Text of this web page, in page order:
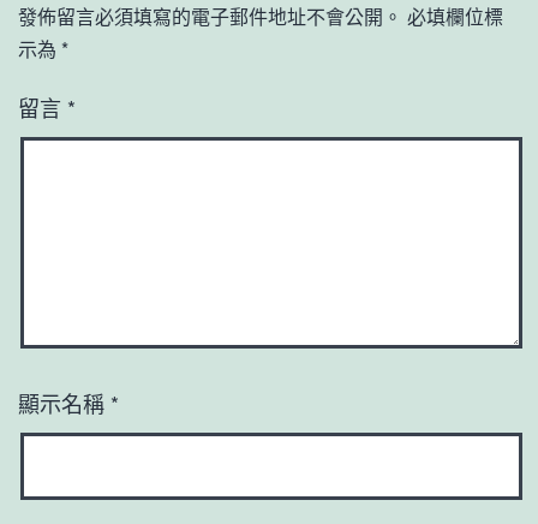
發佈留言必須填寫的電子郵件地址不會公開。 必填欄位標
示為 *
留言 *
顯示名稱 *